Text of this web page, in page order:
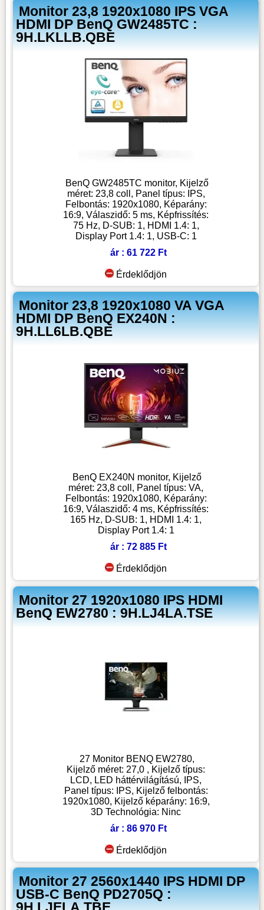
Monitor 23,8 1920x1080 IPS VGA
HDMI DP BenQ GW2485TC :
9H.LKLLB.QBE
BenQ GW2485TC monitor, Kijelző
méret: 23,8 coll, Panel típus: IPS,
Felbontás: 1920x1080, Képarány:
16:9, Válaszidő: 5 ms, Képfrissítés:
75 Hz, D-SUB: 1, HDMI 1.4: 1,
Display Port 1.4: 1, USB-C: 1
ár : 61 722 Ft
Érdeklődjön
Monitor 23,8 1920x1080 VA VGA
HDMI DP BenQ EX240N :
9H.LL6LB.QBE
BenQ EX240N monitor, Kijelző
méret: 23,8 coll, Panel típus: VA,
Felbontás: 1920x1080, Képarány:
16:9, Válaszidő: 4 ms, Képfrissítés:
165 Hz, D-SUB: 1, HDMI 1.4: 1,
Display Port 1.4: 1
ár : 72 885 Ft
Érdeklődjön
Monitor 27 1920x1080 IPS HDMI
BenQ EW2780 : 9H.LJ4LA.TSE
27 Monitor BENQ EW2780,
Kijelző méret: 27,0 , Kijelző típus:
LCD, LED háttérvilágítású, IPS,
Panel típus: IPS, Kijelző felbontás:
1920x1080, Kijelző képarány: 16:9,
3D Technológia: Ninc
ár : 86 970 Ft
Érdeklődjön
Monitor 27 2560x1440 IPS HDMI DP
USB-C BenQ PD2705Q :